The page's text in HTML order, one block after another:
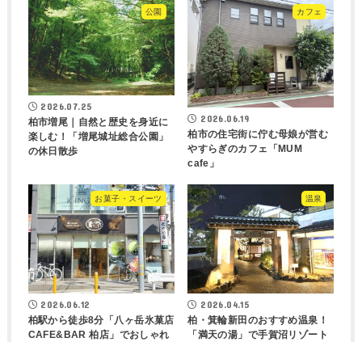
公園
2026.07.25
柏市増尾｜自然と歴史を身近に
楽しむ！「増尾城址総合公園」
の休日散歩
カフェ
2026.06.19
柏市の住宅街に佇む母娘が営む
やすらぎのカフェ「MUM
cafe」
お菓子・スイーツ
2026.06.12
柏駅から徒歩8分「八ヶ岳氷菓店
CAFE&BAR 柏店」でおしゃれ
温泉
2026.04.15
柏・箕輪新田のおすすめ温泉！
「満天の湯」で手賀沼リゾート